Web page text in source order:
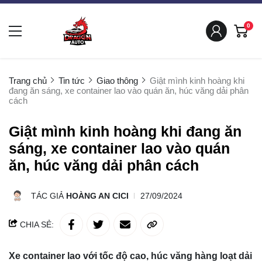
0
Trang chủ Tin tức Giao thông
Giật mình kinh hoàng khi
đang ăn sáng, xe container lao vào quán ăn, húc văng dải phân
cách
Giật mình kinh hoàng khi đang ăn
sáng, xe container lao vào quán
ăn, húc văng dải phân cách
TÁC GIẢ HOÀNG AN CICI 27/09/2024
CHIA SẺ:
Xe container lao với tốc độ cao, húc văng hàng loạt dải